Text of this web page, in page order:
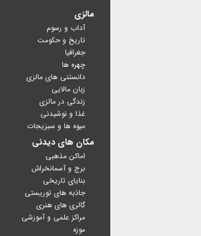
مالزی
آداب و رسوم
تاریخ و حکومت
جغرافیا
چهره ها
دانستنی های مالزی
زبان مالایی
زندگی در مالزی
غذا و نوشیدنی
میوه ها و سبزیجات
مکان های دیدنی
اماکن مذهبی
برج و آسمانخراش
بنایای تاریخی
جاذبه های توریستی
گالری های هنری
مراکز علمی و آموزشی
موزه